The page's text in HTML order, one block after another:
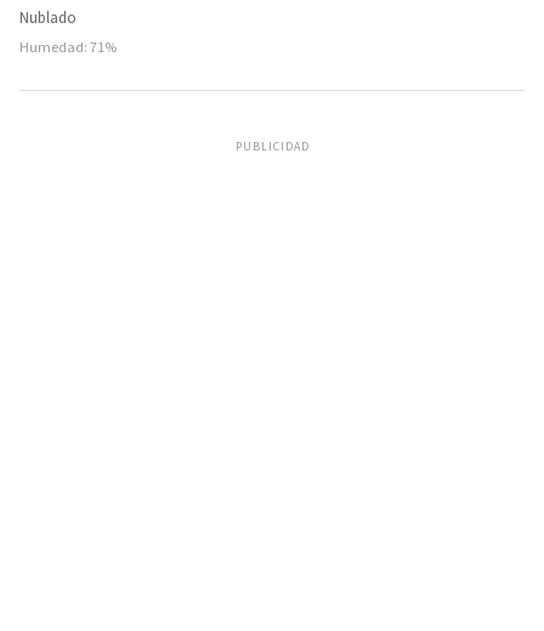
Nublado
Humedad: 71%
PUBLICIDAD